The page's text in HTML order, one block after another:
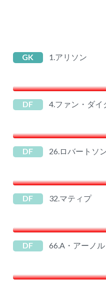
GK 1.アリソン
DF 4.ファン・ダイ
DF 26.ロバートソ
DF 32.マティプ
DF 66.A・アーノル